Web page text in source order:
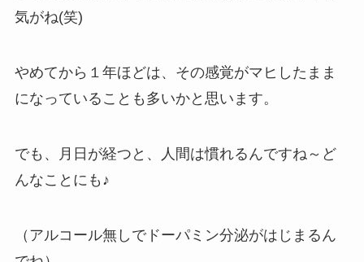
気がね(笑)
やめてから１年ほどは、その感覚がマヒしたまま
になっていることも多いかと思います。
でも、月日が経つと、人間は慣れるんですね～ど
んなことにも♪
（アルコール無しでドーパミン分泌がはじまるん